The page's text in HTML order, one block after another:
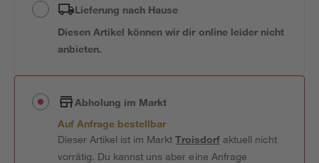
Lieferung nach Hause
Diesen Artikel können wir dir online leider nicht
anbieten.
Abholung im Markt
Auf Anfrage bestellbar
Dieser Artikel ist im MarktTroisdorfaktuell nicht
vorrätig. Du kannst uns aber eine Anfrage